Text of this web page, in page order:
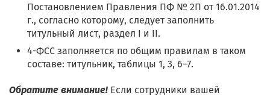
Постановлением Правления ПФ № 2П от 16.01.2014
г., согласно которому, следует заполнить
титульный лист, раздел I и II.
4-ФСС заполняется по общим правилам в таком
составе: титульник, таблицы 1, 3, 6–7.
Обратите внимание! Если сотрудники вашей